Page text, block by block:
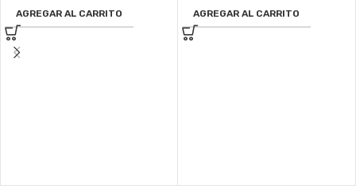
AGREGAR AL CARRITO AGREGAR AL CARRITO